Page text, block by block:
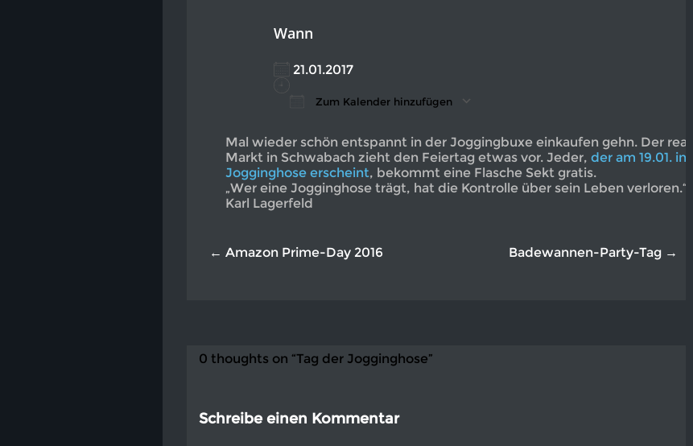
Wann
21.01.2017
Zum Kalender hinzufügen
Mal wieder schön entspannt in der Joggingbuxe einkaufen gehn. Der real-
Markt in Schwabach zieht den Feiertag etwas vor. Jeder, der am 19.01. in
Jogginghose erscheint, bekommt eine Flasche Sekt gratis.
„Wer eine Jogginghose trägt, hat die Kontrolle über sein Leben verloren.“ –
Karl Lagerfeld
← Amazon Prime-Day 2016 Badewannen-Party-Tag →
0 thoughts on “Tag der Jogginghose”
Schreibe einen Kommentar